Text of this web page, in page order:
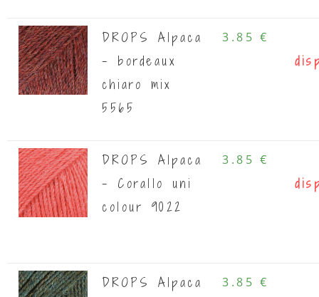
DROPS Alpaca
- bordeaux
chiaro mix
5565
3.85 €
DROPS Alpaca
- Corallo uni
colour 9022
3.85 €
DROPS Alpaca
3.85 €